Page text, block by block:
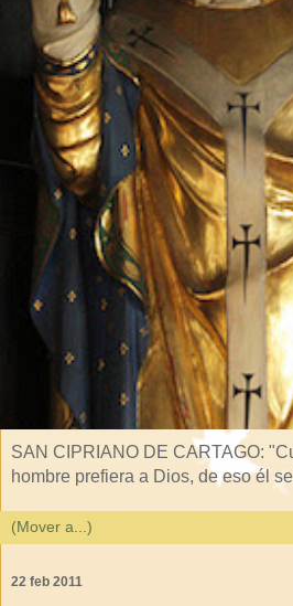
SAN CIPRIANO DE CARTAGO:
hombre prefiera a Dios, de eso él
22 feb 2011